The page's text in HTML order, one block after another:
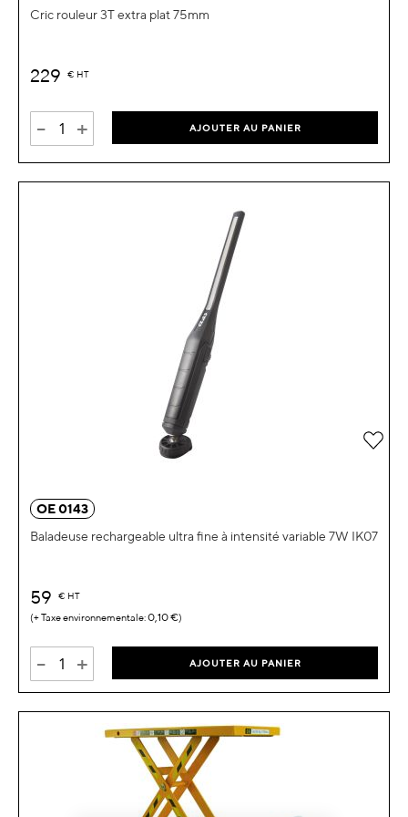
Cric rouleur 3T extra plat 75mm
229 € HT
- + AJOUTER AU PANIER
OE 0143
Baladeuse rechargeable ultra fine à intensité variable 7W IK07
59 € HT
0,10 €
- + AJOUTER AU PANIER